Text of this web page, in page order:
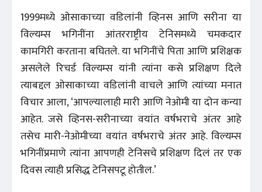
1999मध्ये ओसाकाच्या वडिलांनी व्हिनस आणि सरीना या
विल्यम्स भगिनींना आंतरराष्ट्रीय टेनिसमध्ये चमकदार
कामगिरी करताना बघितले. या भगिनींचे पिता आणि प्रशिक्षक
असलेले रिचर्ड विल्यम्स यांनी त्यांना कसे प्रशिक्षण दिले
त्याबद्दल ओसाकाच्या वडिलांनी वाचले आणि त्यांच्या मनात
विचार आला, ‘आपल्यालाही मारी आणि नेओमी या दोन कन्या
आहेत. जसे व्हिनस-सरीनाच्या वयांत वर्षभराचे अंतर आहे
तसेच मारी-नेओमीच्या वयांत वर्षभराचे अंतर आहे. विल्यम्स
भगिनींप्रमाणे त्यांना आपणही टेनिसचे प्रशिक्षण दिलं तर एक
दिवस त्याही प्रसिद्ध टेनिसपटू होतील.’